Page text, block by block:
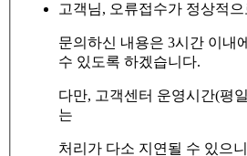
고객님, 오류접수가 정상적
문의하신 내용은 3시간 이내
수 있도록 하겠습니다.
다만, 고객센터 운영시간(평
는
처리가 다소 지연될 수 있으